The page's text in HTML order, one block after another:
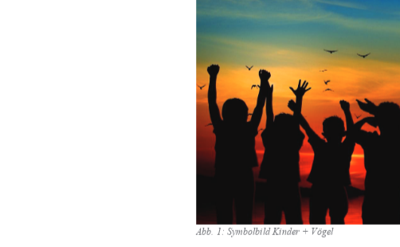
Abb. 1: Symbolbild Kinder + Vögel